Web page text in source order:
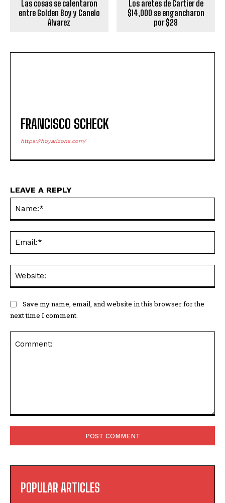
Las cosas se calentaron
entre Golden Boy y Canelo
Álvarez
Los aretes de Cartier de
$14,000 se engancharon
por $28
FRANCISCO SCHECK
https://hoyarizona.com/
LEAVE A REPLY
Save my name, email, and website in this browser for the
next time I comment.
POPULAR ARTICLES